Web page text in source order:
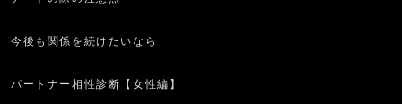
今後も関係を続けたいなら
パートナー相性診断【女性編】